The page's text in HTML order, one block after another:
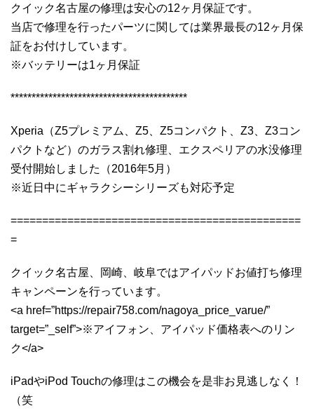
クイック名古屋の修理は安心の12ヶ月保証です。
当店で修理を行ったパーツに関しては業界最長の12ヶ月保
証をお付けしています。
※バッテリーは1ヶ月保証
******************************************
Xperia（Z5プレミアム、Z5、Z5コンパクト、Z3、Z3コン
パクトなど）のガラス割れ修理、エクスペリアの水没修理
受付開始しました（2016年5月）
※近日中にギャラクシーシリーズも対応予定
==============================================
=
クイック名古屋、岡崎、岐阜ではアイパッドお値打ち修理
キャンペーンを行っています。
<a href=”https://repair758.com/nagoya_price_varue/”
target=”_self”>※アイフォン、アイパッド価格表へのリン
ク</a>
iPadやiPod Touchの修理はこの機会を是非お見逃しなく！
（笑